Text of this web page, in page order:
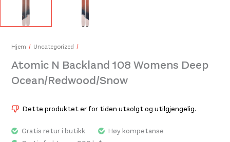
Hjem Uncategorized
Atomic N Backland 108 Womens Deep
Ocean/Redwood/Snow
Dette produktet er for tiden utsolgt og utilgjengelig.
Gratis retur i butikk
Høy kompetanse